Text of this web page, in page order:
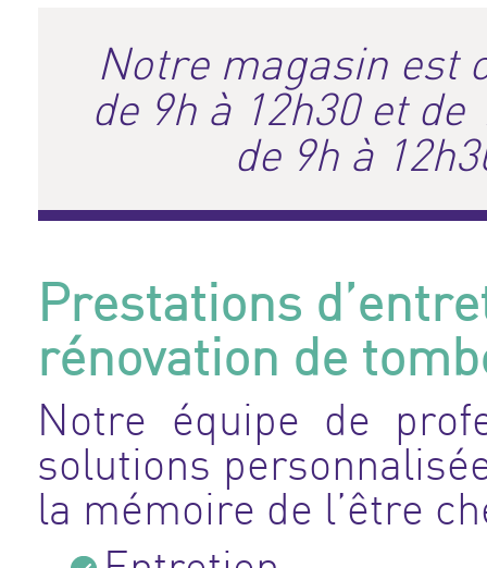
Notre magasin est
de 9h à 12h30 et
de 9h à
Prestations
rénovation de
Notre équipe de
solutions
la mémoire de l’être